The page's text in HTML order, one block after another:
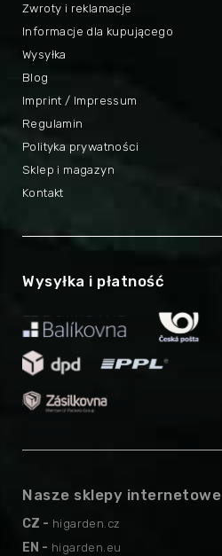
Imprint / Impressum
Zwroty i reklamacje
Regulamin
Informacje dla kupującego
Polityka prywatności
Wysyłka
Sklep i magazyn
Blog
Kontakt
Wysyłka i płatność
Nasze sklepy internetowe
CZ - higarden.cz
EN - higarden.eu